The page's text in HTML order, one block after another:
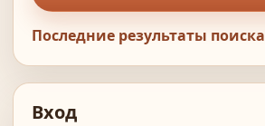
Последние результаты поиска
Вход